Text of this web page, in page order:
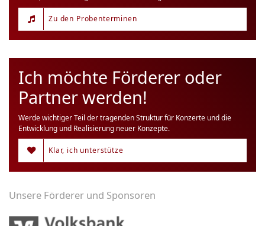
Zu den Probenterminen
Ich möchte Förderer oder
Partner werden!
Werde wichtiger Teil der tragenden Struktur für Konzerte und die
Entwicklung und Realisierung neuer Konzepte.
Klar, ich unterstütze
Unsere Förderer und Sponsoren